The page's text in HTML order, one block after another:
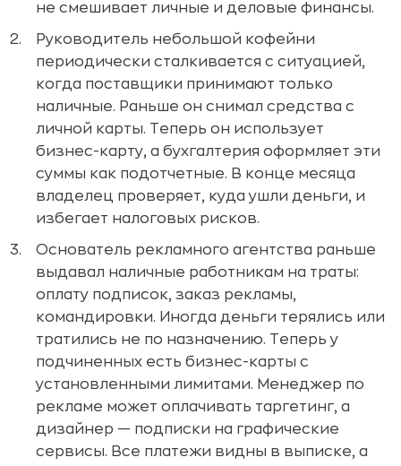
не смешивает личные и деловые финансы.
Руководитель небольшой кофейни
периодически сталкивается с ситуацией,
когда поставщики принимают только
наличные. Раньше он снимал средства с
личной карты. Теперь он использует
бизнес-карту, а бухгалтерия оформляет эти
суммы как подотчетные. В конце месяца
владелец проверяет, куда ушли деньги, и
избегает налоговых рисков.
Основатель рекламного агентства раньше
выдавал наличные работникам на траты:
оплату подписок, заказ рекламы,
командировки. Иногда деньги терялись или
тратились не по назначению. Теперь у
подчиненных есть бизнес-карты с
установленными лимитами. Менеджер по
рекламе может оплачивать таргетинг, а
дизайнер — подписки на графические
сервисы. Все платежи видны в выписке, а